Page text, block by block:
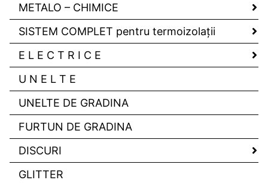
METALO – CHIMICE
SISTEM COMPLET pentru termoizolaţii
E L E C T R I C E
U N E L T E
UNELTE DE GRADINA
FURTUN DE GRADINA
DISCURI
GLITTER